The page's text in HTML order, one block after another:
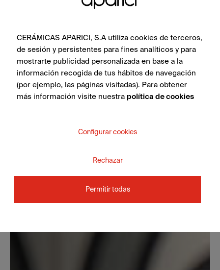
CERÁMICAS APARICI, S.A utiliza cookies de terceros,
de sesión y persistentes para fines analíticos y para
mostrarte publicidad personalizada en base a la
información recogida de tus hábitos de navegación
(por ejemplo, las páginas visitadas). Para obtener
más información visite nuestra política de cookies
Configurar cookies
Rechazar
Permitir todas